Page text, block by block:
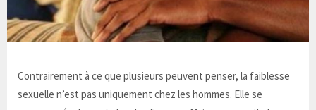
Contrairement à ce que plusieurs peuvent penser, la faiblesse
sexuelle n’est pas uniquement chez les hommes. Elle se